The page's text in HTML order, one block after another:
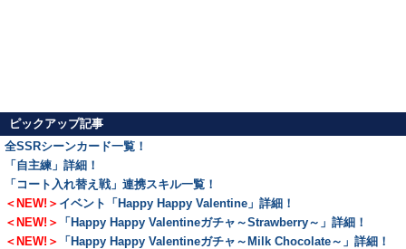
ピックアップ記事
全SSRシーンカード一覧！
「自主練」詳細！
「コート入れ替え戦」連携スキル一覧！
＜NEW!＞ イベント「Happy Happy Valentine」詳細！
＜NEW!＞
「Happy Happy Valentineガチャ～Strawberry～」詳細！
＜NEW!＞
「Happy Happy Valentineガチャ～Milk Chocolate～」詳細！